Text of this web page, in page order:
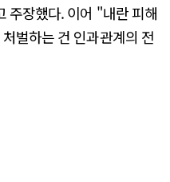
주장했다. 이어 "내란 피해
벌하는 건 인과관계의 전